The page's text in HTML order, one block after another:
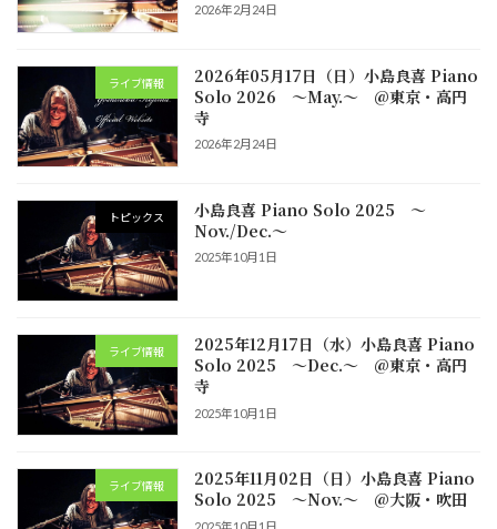
2026年2月24日
ライブ情報
2026年05月17日（日）小島良喜 Piano
Solo 2026 ～May.～ @東京・高円
寺
2026年2月24日
トピックス
小島良喜 Piano Solo 2025 ～
Nov./Dec.～
2025年10月1日
ライブ情報
2025年12月17日（水）小島良喜 Piano
Solo 2025 ～Dec.～ @東京・高円
寺
2025年10月1日
ライブ情報
2025年11月02日（日）小島良喜 Piano
Solo 2025 ～Nov.～ @大阪・吹田
2025年10月1日